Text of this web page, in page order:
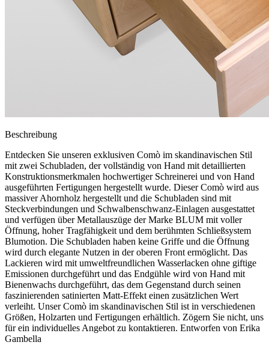
Beschreibung
Entdecken Sie unseren exklusiven Comò im skandinavischen Stil
mit zwei Schubladen, der vollständig von Hand mit detaillierten
Konstruktionsmerkmalen hochwertiger Schreinerei und von Hand
ausgeführten Fertigungen hergestellt wurde. Dieser Comò wird aus
massiver Ahornholz hergestellt und die Schubladen sind mit
Steckverbindungen und Schwalbenschwanz-Einlagen ausgestattet
und verfügen über Metallauszüge der Marke BLUM mit voller
Öffnung, hoher Tragfähigkeit und dem berühmten Schließsystem
Blumotion. Die Schubladen haben keine Griffe und die Öffnung
wird durch elegante Nutzen in der oberen Front ermöglicht. Das
Lackieren wird mit umweltfreundlichen Wasserlacken ohne giftige
Emissionen durchgeführt und das Endgühle wird von Hand mit
Bienenwachs durchgeführt, das dem Gegenstand durch seinen
faszinierenden satinierten Matt-Effekt einen zusätzlichen Wert
verleiht. Unser Comò im skandinavischen Stil ist in verschiedenen
Größen, Holzarten und Fertigungen erhältlich. Zögern Sie nicht, uns
für ein individuelles Angebot zu kontaktieren. Entworfen von Erika
Gambella